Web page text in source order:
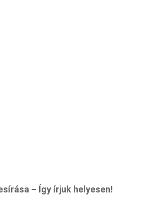
– Így írjuk helyesen!